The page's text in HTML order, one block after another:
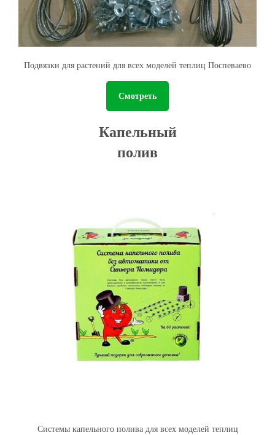
Подвязки для растений для всех моделей теплиц Поспеваево
Смотреть
Капельный
полив
Системы капельного полива для всех моделей теплиц